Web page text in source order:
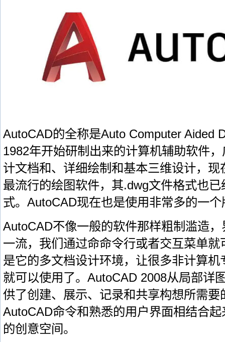
AutoCAD的全称是Auto Computer Aided
1982年开始研制出来的计算机辅助软件
计文档和、详细绘制和基本三维设计，
最流行的绘图软件，其.dwg文件格式也
式。AutoCAD现在也是使用非常多的一
AutoCAD不像一般的软件那样粗制滥造
一流，我们通过命命令行或者交互菜单
是它的多文档设计环境，让很多非计算
就可以使用了。AutoCAD 2008从局部详
供了创建、展示、记录和共享构想所需
AutoCAD命令和熟悉的用户界面相结合
的创意空间。